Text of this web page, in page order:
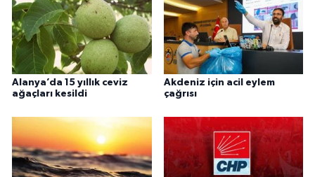
Alanya’da 15 yıllık ceviz
ağaçları kesildi
Akdeniz için acil eylem
çağrısı